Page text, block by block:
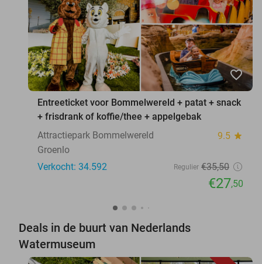
favorite_border
Entreeticket voor Bommelwereld + patat + snack
+ frisdrank of koffie/thee + appelgebak
Attractiepark Bommelwereld
9.5 star
Groenlo
Verkocht: 34.592
Regulier €35,50
€27,50
Deals in de buurt van Nederlands
Watermuseum